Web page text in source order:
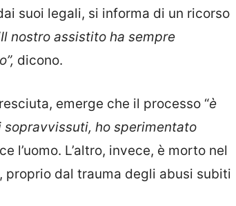
suoi legali, si informa di un ricorso
Il nostro assistito ha sempre
dicono.
emerge che il processo “è
ho sperimentato
l’uomo. L’altro, invece, è morto nel
proprio dal trauma degli abusi subiti